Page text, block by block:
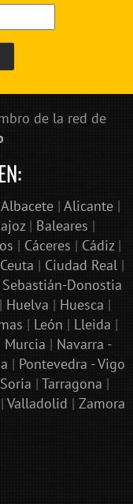
de la red de
Albacete| Alicante|
| Baleares |
| Cáceres | Cádiz|
Ceuta | Ciudad Real |
Donostia
| Huelva | Huesca |
| León | Lleida |
Murcia | Navarra -
| Pontevedra - Vigo
Soria | Tarragona |
| Valladolid | Zamora